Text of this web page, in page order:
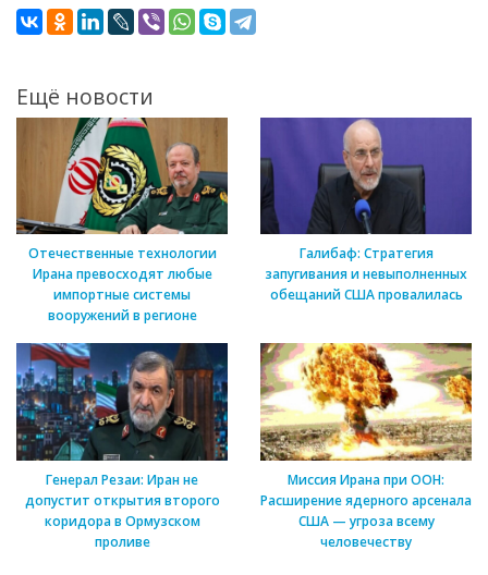
Ещё новости
Отечественные технологии
Ирана превосходят любые
импортные системы
вооружений в регионе
Галибаф: Стратегия
запугивания и невыполненных
обещаний США провалилась
Генерал Резаи: Иран не
допустит открытия второго
коридора в Ормузском
проливе
Миссия Ирана при ООН:
Расширение ядерного арсенала
США — угроза всему
человечеству